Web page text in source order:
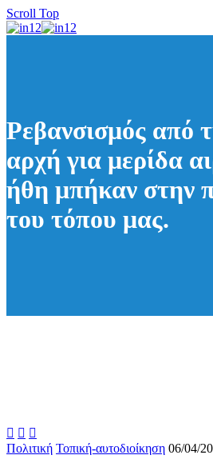
Scroll Top
Ρεβανσισμός από
αρχή για μερίδα
ήθη μπήκαν στην
του τόπου μας.
  
Πολιτική Τοπική-αυτοδιοίκηση 06/04/